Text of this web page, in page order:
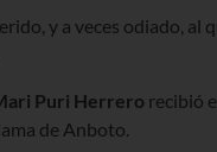
y a veces odiado, al
Puri Herrero recibió
de Anboto.